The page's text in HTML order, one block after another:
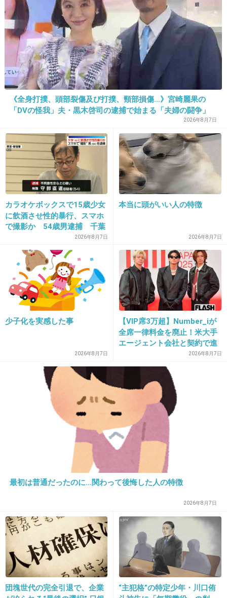
+762
17. 匿名 2013/10/10(木) 23:42:04
激キモー！！！
+467 -10
キモ～～～～～(´Д`|||)
+426
19. 匿名2013/10/10(木) 23:42:05
やめてくれ(；＾ω＾)
+369 -9
20. 匿名2013/10/10(木) 23:42:06
気持ち悪い
+368 -7
2013/10/10(木) 23:42:08
え、何も言えない…
+204
2013/10/10(木) 23:42:10
23. 匿名 2013/10/10(木) 23:42:19
私だったら
《全身打撲、頭部裂傷及び打撲、頸部損傷…》宮崎麗果の
「DVの怪我」夫・黒木啓司の逮捕で始まる「夫婦の闘争」
2026年8月7日
カラオケボックスで15歳少女
に飲酒させ性的暴行、スマホ
で撮影か 54歳男逮捕 千葉
2026年8月7日
本当に頭がいい人の特徴
2026年8月7日
少子化を実感した事
2026年8月7日
【VIP席3万超】Number_iが
全席一律料金を廃止！米大手
エージェント会社と契約で進
2026年8月7日
最初は普通だったのに…関わって後悔した人の特徴
2026年8月7日
団塊世代の完全引退で、企業
“主犯格”の特定少年・川口侑